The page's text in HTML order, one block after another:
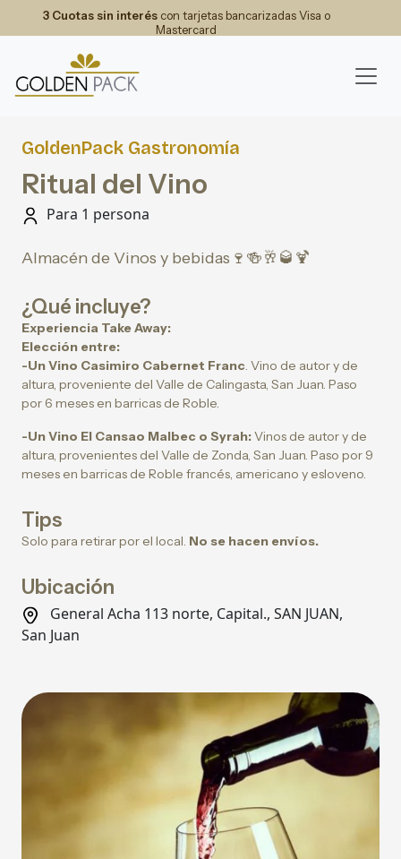
3 Cuotas sin interéscon tarjetas bancarizadas Visa o
Mastercard
GoldenPack Gastronomía
Ritual del Vino
Para 1 persona
Almacén de Vinos y bebidas🍷🍻🥂🥃🍹
¿Qué incluye?
Experiencia Take Away:
Elección entre:
-Un Vino Casimiro Cabernet Franc. Vino de autor y de
altura, proveniente del Valle de Calingasta, San Juan. Paso
por 6 meses en barricas de Roble.
-Un Vino El Cansao Malbec o Syrah:Vinos de autor y de
altura, provenientes del Valle de Zonda, San Juan. Paso por 9
meses en barricas de Roble francés, americano y esloveno.
Tips
Solo para retirar por el local. No se hacen envíos.
Ubicación
General Acha 113 norte, Capital., SAN JUAN,
San Juan